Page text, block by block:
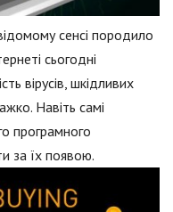
сенсі породило
сьогодні
вірусів, шкідливих
Навіть самі
програмного
за їх появою.